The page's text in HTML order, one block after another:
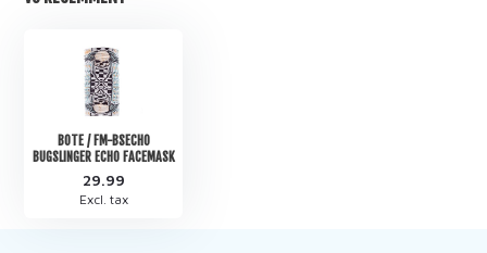
BOTE / FM-BSECHO
BUGSLINGER ECHO FACEMASK
29.99
Excl. tax